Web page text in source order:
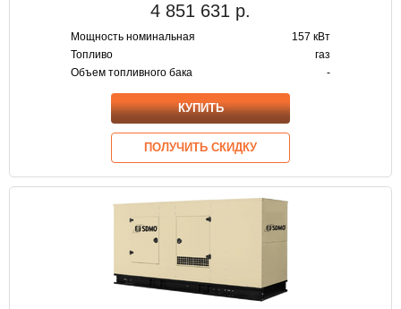
4 851 631 р.
Мощность номинальная
157 кВт
Топливо
газ
Объем топливного бака
-
КУПИТЬ
ПОЛУЧИТЬ СКИДКУ